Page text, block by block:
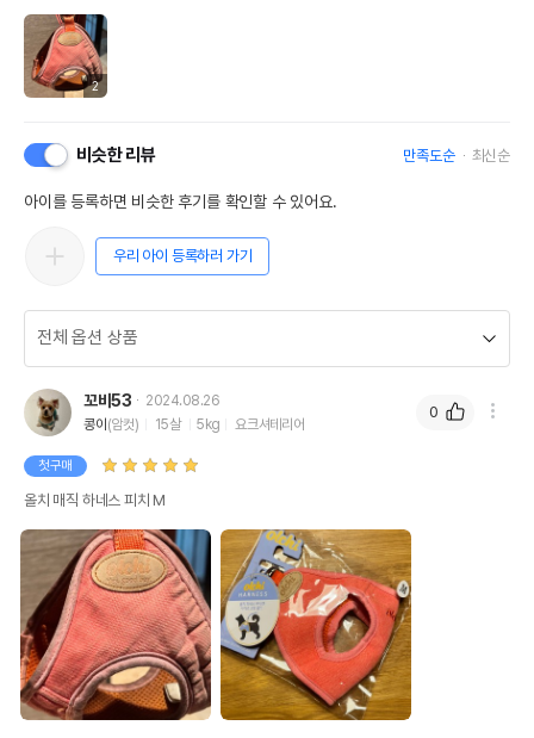
2
비슷한 리뷰 만족도순 최신순
아이를 등록하면 비슷한 후기를 확인할 수 있어요.
우리 아이 등록하러 가기
꼬비53
2024.08.26
콩이(암컷) 15살 5kg 요크셔테리어
첫구매
올치 매직 하네스 피치 M
0